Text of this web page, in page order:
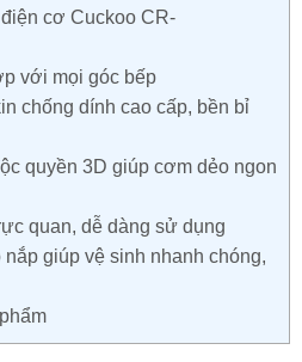
cơ Cuckoo CR-
với mọi góc bếp
chống dính cao cấp, bền bỉ
quyền 3D giúp cơm dẻo ngon
quan, dễ dàng sử dụng
giúp vệ sinh nhanh chóng,